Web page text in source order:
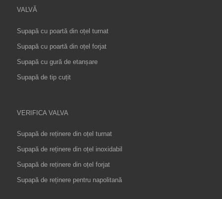
VALVĂ
Supapă cu poartă din oțel turnat
Supapă cu poartă din oțel forjat
Supapă cu gură de etanșare
Supapă de tip cuțit
VERIFICA VALVA
Supapă de reținere din oțel turnat
Supapă de reținere din oțel inoxidabil
Supapă de reținere din oțel forjat
Supapă de reținere pentru napolitană